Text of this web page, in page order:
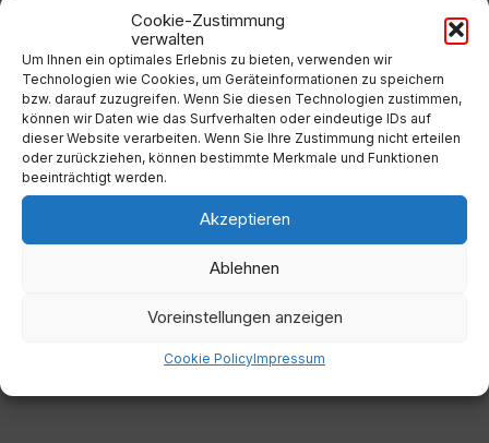
Cookie-Zustimmung
verwalten
Um Ihnen ein optimales Erlebnis zu bieten, verwenden wir
Technologien wie Cookies, um Geräteinformationen zu speichern
bzw. darauf zuzugreifen. Wenn Sie diesen Technologien zustimmen,
können wir Daten wie das Surfverhalten oder eindeutige IDs auf
dieser Website verarbeiten. Wenn Sie Ihre Zustimmung nicht erteilen
oder zurückziehen, können bestimmte Merkmale und Funktionen
beeinträchtigt werden.
Akzeptieren
Ablehnen
Voreinstellungen anzeigen
Cookie PolicyImpressum
2 3
to
calendar
days
Filter
Filter